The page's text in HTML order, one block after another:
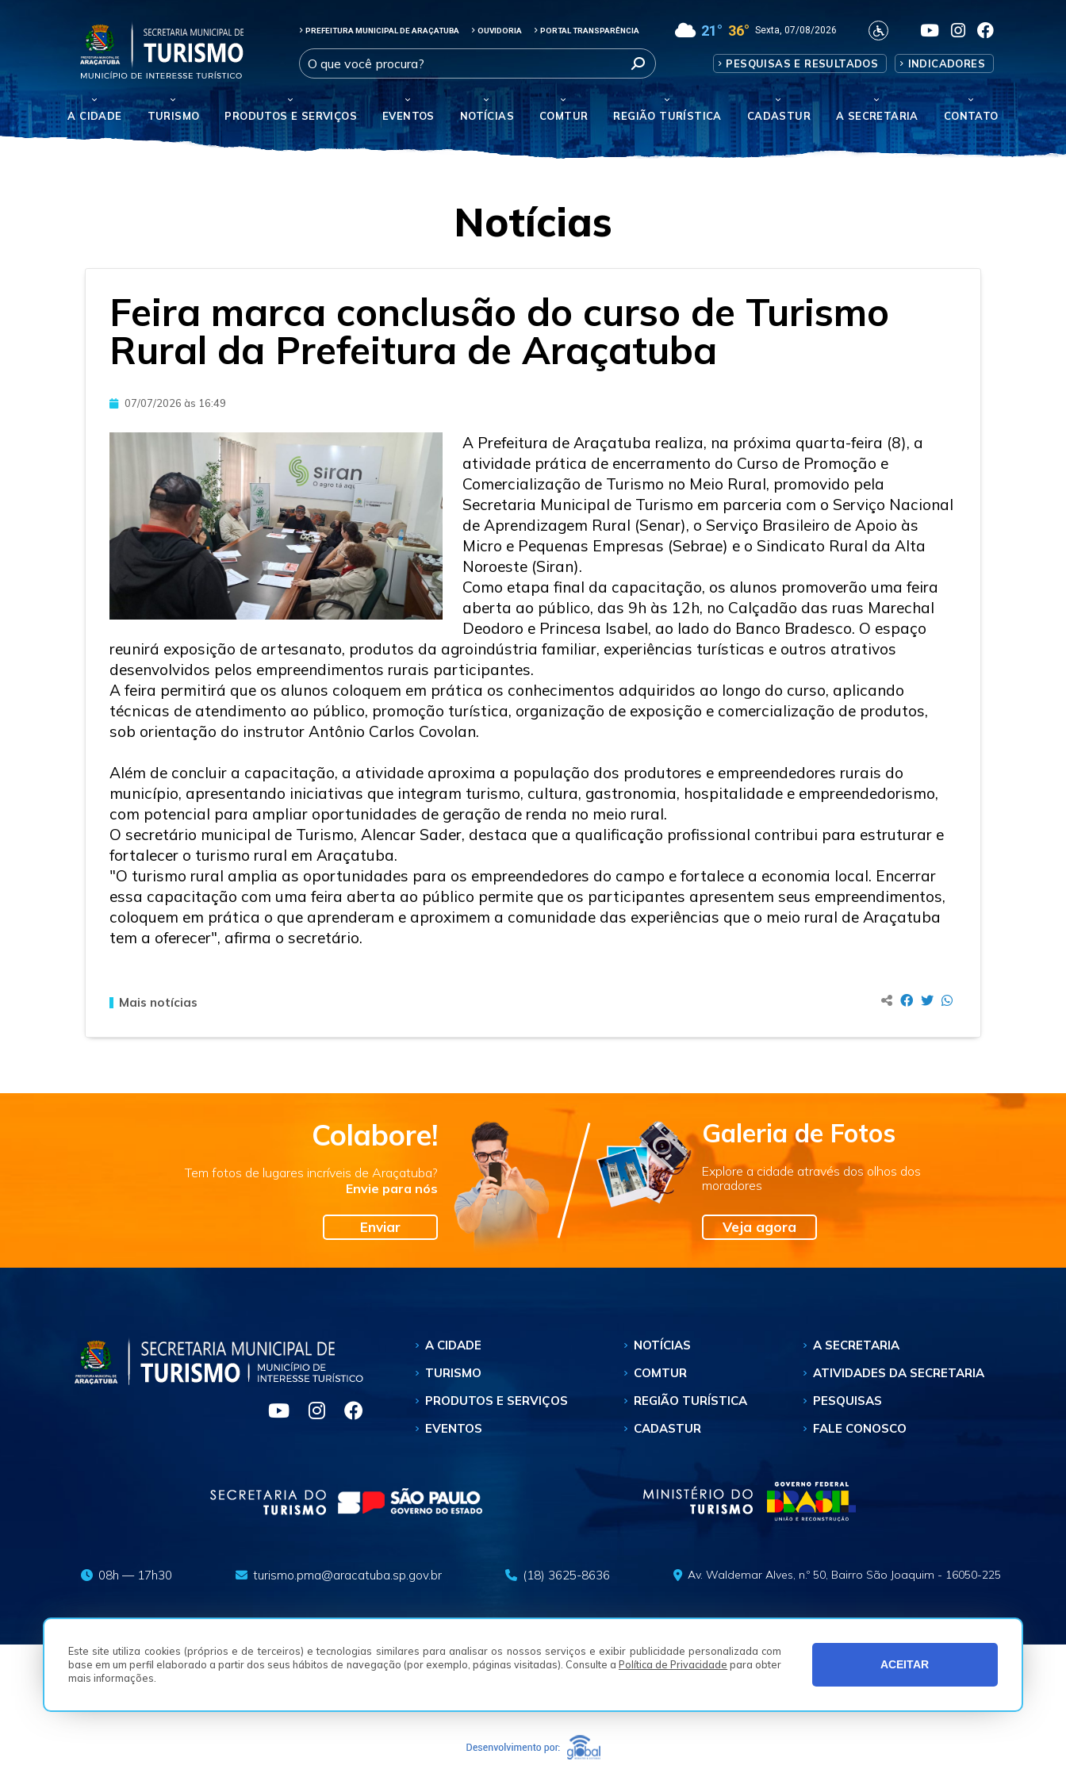
PREFEITURA MUNICIPAL DE ARAÇATUBA OUVIDORIA PORTAL TRANSPARÊNCIA 21° 36° Sexta, 07/08/2026
PESQUISAS E RESULTADOS INDICADORES
A CIDADE TURISMO PRODUTOS E SERVIÇOS EVENTOS NOTÍCIAS COMTUR REGIÃO TURÍSTICA CADASTUR A SECRETARIA CONTATO
Notícias
Feira marca conclusão do curso de Turismo
Rural da Prefeitura de Araçatuba
07/07/2026 às 16:49
A Prefeitura de Araçatuba realiza, na próxima quarta-feira (8), a
atividade prática de encerramento do Curso de Promoção e
Comercialização de Turismo no Meio Rural, promovido pela
Secretaria Municipal de Turismo em parceria com o Serviço Nacional
de Aprendizagem Rural (Senar), o Serviço Brasileiro de Apoio às
Micro e Pequenas Empresas (Sebrae) e o Sindicato Rural da Alta
Noroeste (Siran).
Como etapa final da capacitação, os alunos promoverão uma feira
aberta ao público, das 9h às 12h, no Calçadão das ruas Marechal
Deodoro e Princesa Isabel, ao lado do Banco Bradesco. O espaço
reunirá exposição de artesanato, produtos da agroindústria familiar, experiências turísticas e outros atrativos
desenvolvidos pelos empreendimentos rurais participantes.
A feira permitirá que os alunos coloquem em prática os conhecimentos adquiridos ao longo do curso, aplicando
técnicas de atendimento ao público, promoção turística, organização de exposição e comercialização de produtos,
sob orientação do instrutor Antônio Carlos Covolan.
Além de concluir a capacitação, a atividade aproxima a população dos produtores e empreendedores rurais do
município, apresentando iniciativas que integram turismo, cultura, gastronomia, hospitalidade e empreendedorismo,
com potencial para ampliar oportunidades de geração de renda no meio rural.
O secretário municipal de Turismo, Alencar Sader, destaca que a qualificação profissional contribui para estruturar e
fortalecer o turismo rural em Araçatuba.
"O turismo rural amplia as oportunidades para os empreendedores do campo e fortalece a economia local. Encerrar
essa capacitação com uma feira aberta ao público permite que os participantes apresentem seus empreendimentos,
coloquem em prática o que aprenderam e aproximem a comunidade das experiências que o meio rural de Araçatuba
tem a oferecer", afirma o secretário.
Mais notícias
Colabore!
Tem fotos de lugares incríveis de Araçatuba?
Envie para nós
Enviar
Galeria de Fotos
Explore a cidade através dos olhos dos
moradores
Veja agora
Este site utiliza cookies (próprios e de terceiros) e tecnologias similares para analisar os nossos serviços e exibir publicidade personalizada com
base em um perfil elaborado a partir dos seus hábitos de navegação (por exemplo, páginas visitadas). Consulte a Política de Privacidade para obter
mais informações.
ACEITAR
A CIDADE
TURISMO
PRODUTOS E SERVIÇOS
EVENTOS
NOTÍCIAS
COMTUR
REGIÃO TURÍSTICA
CADASTUR
A SECRETARIA
ATIVIDADES DA SECRETARIA
PESQUISAS
FALE CONOSCO
08h — 17h30 turismo.pma@aracatuba.sp.gov.br (18) 3625-8636 Av. Waldemar Alves, n.º 50, Bairro São Joaquim - 16050-225